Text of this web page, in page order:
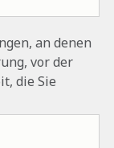
an denen
vor der
die Sie